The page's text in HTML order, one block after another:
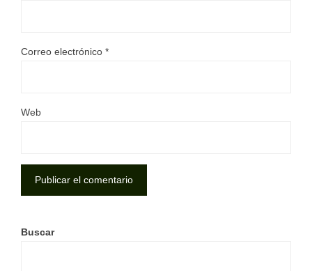
Correo electrónico *
Web
Buscar